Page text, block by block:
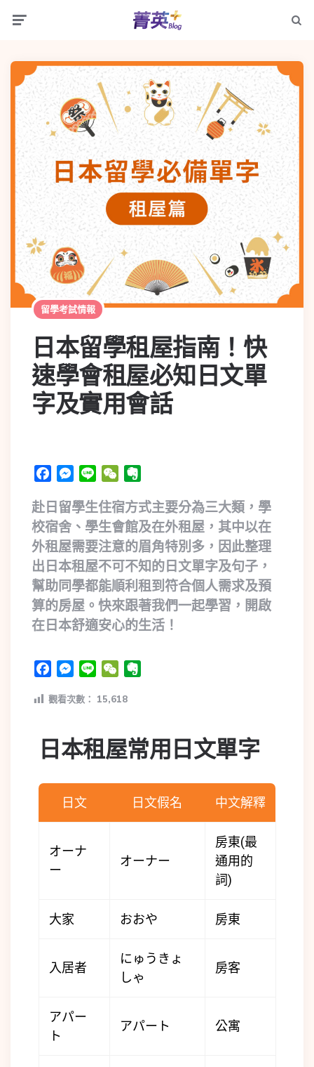
留學考試情報
日本留學租屋指南！快
速學會租屋必知日文單
字及實用會話
FacebookMessenger
Line WeChat
赴日留學生住宿方式主要分為三大類，學
校宿舍、學生會館及在外租屋，其中以在
外租屋需要注意的眉角特別多，因此整理
出日本租屋不可不知的日文單字及句子，
幫助同學都能順利租到符合個人需求及預
算的房屋。快來跟著我們一起學習，開啟
在日本舒適安心的生活！
FacebookMessenger
Line WeChat
觀看次數： 15,618
日本租屋常用日文單字
日文 日文假名 中文解釋
オーナ
ー
オーナー
房東(最
通用的
詞)
大家 おおや 房東
入居者
にゅうきょ
しゃ
房客
アパー
ト
アパート 公寓